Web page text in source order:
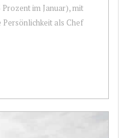
im Januar), mit
Persönlichkeit als Chef